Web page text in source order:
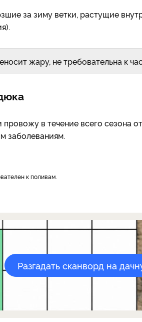
за зиму ветки, растущие
жару, не требовательна к
в течение всего сезона
заболеваниям.
к поливам.
Разгадать сканворд на